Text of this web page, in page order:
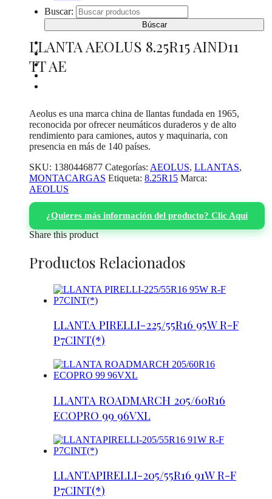
Buscar:
INICIO
CATÁLOGO DE PRODUCTOS
¿DONDE COMPRAR?
LLANTA AEOLUS 8.25R15 AIND11
TT AE
Aeolus es una marca china de llantas fundada en 1965,
reconocida por ofrecer neumáticos duraderos y de alto
rendimiento para camiones, autos y maquinaria, con
presencia en más de 140 países.
SKU: 1380446877 Categorías: AEOLUS, LLANTAS,
MONTACARGAS Etiqueta: 8.25R15 Marca:
AEOLUS
¿Quieres más información del producto? Clic Aquí
Share this product
Productos Relacionados
LLANTA PIRELLI-225/55R16 95W R-F
P7CINT(*)
LLANTA ROADMARCH 205/60R16
ECOPRO 99 96VXL
LLANTAPIRELLI-205/55R16 91W R-F
P7CINT(*)